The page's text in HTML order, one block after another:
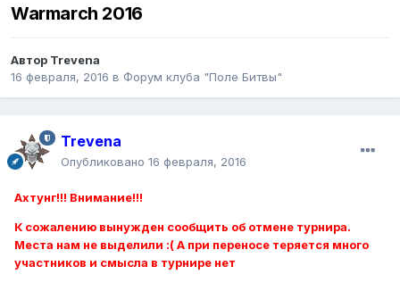
Warmarch 2016
Автор Trevena
16 февраля, 2016 в Форум клуба "Поле Битвы"
Trevena
Опубликовано 16 февраля, 2016
Ахтунг!!! Внимание!!!
К сожалению вынужден сообщить об отмене турнира.
Места нам не выделили :( А при переносе теряется много
участников и смысла в турнире нет